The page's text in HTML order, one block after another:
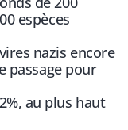
espèces
nazis encore
passage pour
au plus haut